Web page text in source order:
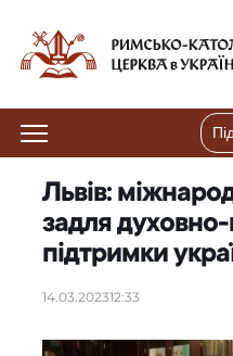
Львів:
задля духовно-
підтримки
14.03.202312:33